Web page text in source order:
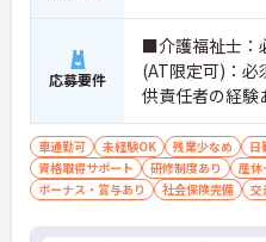
応募要件
■介護福祉士：
(AT限定可)：
供責任者の経
ル：ＰＣ入力
遅サービス対応
車通勤可 未経験OK 残業少なめ 日
資格取得サポート
研修制度あり
産休
ボーナス・賞与あり
社会保険完備 交